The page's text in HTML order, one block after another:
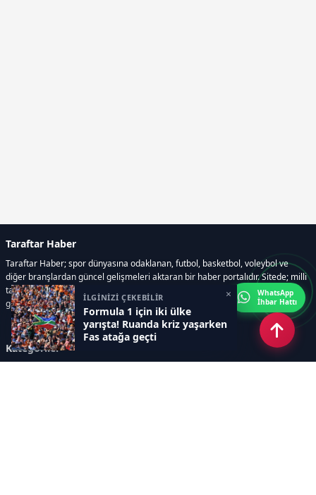
İLGİNİZİ ÇEKEBİLİR
Formula 1 için iki ülke
yarışta! Ruanda kriz yaşarken
Fas atağa geçti
×
Taraftar Haber
Taraftar Haber; spor dünyasına odaklanan, futbol, basketbol, voleybol ve
diğer branşlardan güncel gelişmeleri aktaran bir haber portalıdır. Sitede; milli
takım maçları, Dünya Kupası haberleri, EuroLeague karşılaşmaları, transfer
gelişmeleri, sporcuların biyografileri, anketler yer almaktadır.
Kategoriler
WhatsApp
İhbar Hattı